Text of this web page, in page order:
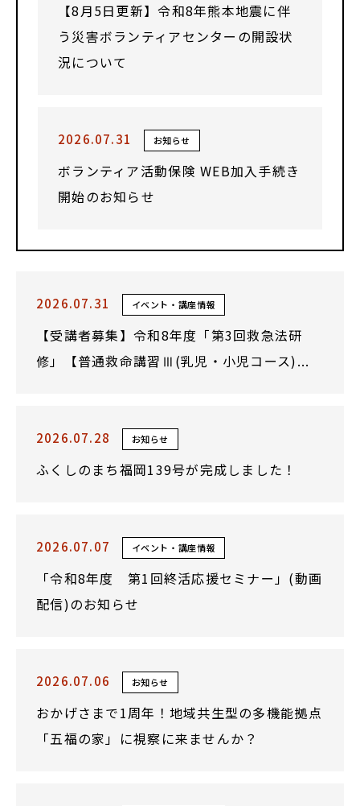
【8月5日更新】令和8年熊本地震に伴
う災害ボランティアセンターの開設状
況について
2026.07.31 お知らせ
ボランティア活動保険 WEB加入手続き
開始のお知らせ
2026.07.31 イベント・講座情報
【受講者募集】令和8年度「第3回救急法研
修」【普通救命講習Ⅲ(乳児・小児コース)...
2026.07.28 お知らせ
ふくしのまち福岡139号が完成しました！
2026.07.07 イベント・講座情報
「令和8年度 第1回終活応援セミナー」(動画
配信)のお知らせ
2026.07.06 お知らせ
おかげさまで1周年！地域共生型の多機能拠点
「五福の家」に視察に来ませんか？